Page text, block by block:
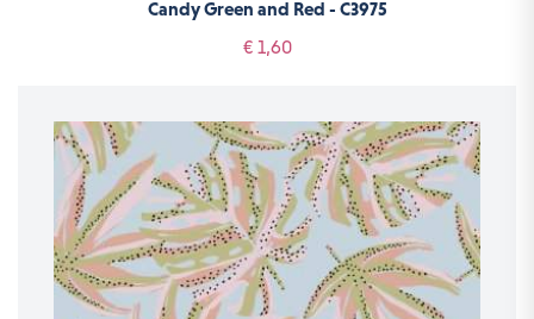
Candy Green and Red - C3975
€ 1,60